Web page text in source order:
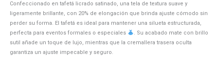
Confeccionado en tafetá licrado satinado, una tela de textura suave y
ligeramente brillante, con 20% de elongación que brinda ajuste cómodo sin
perder su forma. El tafetá es ideal para mantener una silueta estructurada,
perfecta para eventos formales o especiales
. Su acabado mate con brillo
sutil añade un toque de lujo, mientras que la cremallera trasera oculta
garantiza un ajuste impecable y seguro.